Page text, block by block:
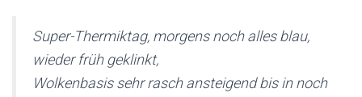
Super-Thermiktag, morgens noch alles blau,
wieder früh geklinkt,
Wolkenbasis sehr rasch ansteigend bis in noch